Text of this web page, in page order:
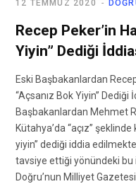
12 TEMMUZ 2020
Recep Peker’in
Yiyin” Dediği
Eski Başbakanlardan
“Açsanız Bok Yiyin” Dediği
Başbakanlardan Mehmet
Kütahya’da “açız”
yiyin” dediği iddia
tavsiye ettiği yönündeki bu
Doğru’nun Milliyet